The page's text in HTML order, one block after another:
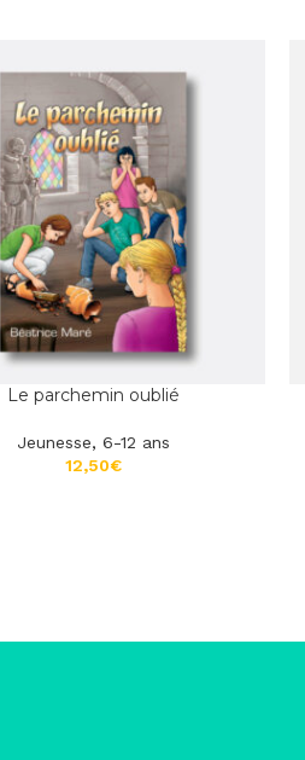
Le parchemin oublié
Jeunesse, 6-12 ans
€